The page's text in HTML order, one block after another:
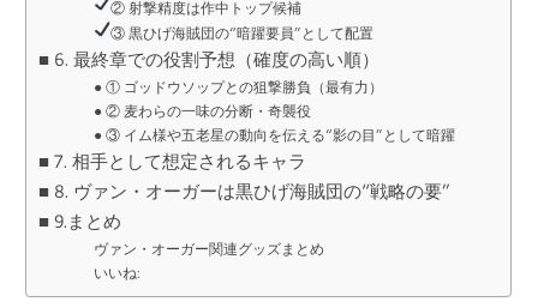
② 射撃精度は作中トップ候補
③ 黒ひげ海賊団の“暗躍要員”として配置
■ 6. 最終章での役割予想（確度の高い順）
● ① ゴッドウソップとの狙撃勝負（最有力）
● ② 麦わらの一味の分断・奇襲役
● ③ イム様や五老星の動向を伝える“影の目”として暗躍
■ 7. 相手として想定されるキャラ
■ 8. ヴァン・オーガーは黒ひげ海賊団の“戦略の要”
■ 9.まとめ
ヴァン・オーガー関連グッズまとめ
いいね: